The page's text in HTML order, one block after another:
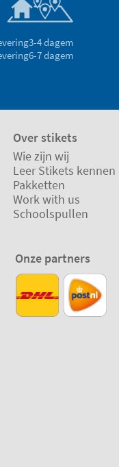
3-4 dagem
6-7 dagem
Over stikets
Wie zijn wij
Leer Stikets kennen
Pakketten
Work with us
Schoolspullen
Onze partners